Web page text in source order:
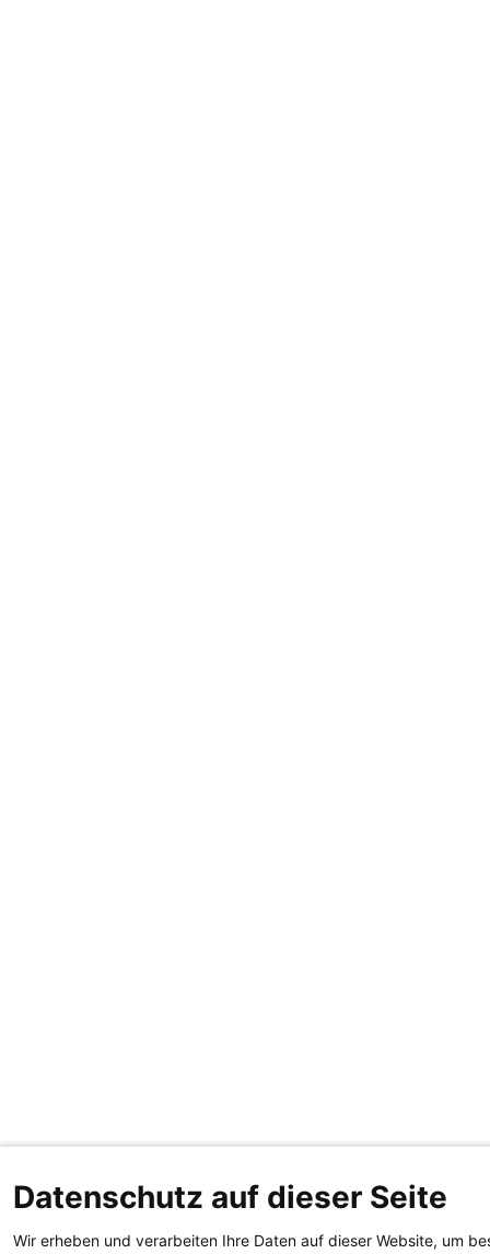
Datenschutz auf dieser Seite
Wir erheben und verarbeiten Ihre Daten auf dieser Website, um